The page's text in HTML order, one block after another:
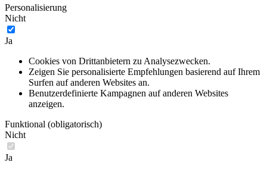
Personalisierung
Nicht
Ja
Cookies von Drittanbietern zu Analysezwecken.
Zeigen Sie personalisierte Empfehlungen basierend auf Ihrem
Surfen auf anderen Websites an.
Benutzerdefinierte Kampagnen auf anderen Websites
anzeigen.
Funktional (obligatorisch)
Nicht
Ja